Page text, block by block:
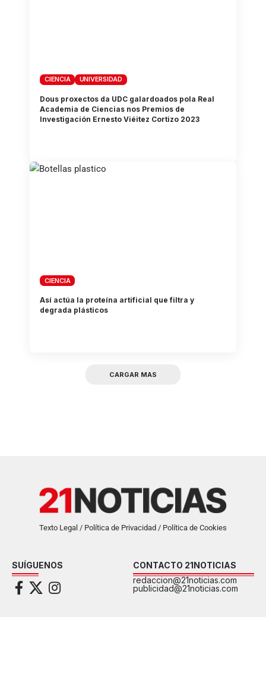
CIENCIA UNIVERSIDAD
Dous proxectos da UDC galardoados pola Real
Academia de Ciencias nos Premios de
Investigación Ernesto Viéitez Cortizo 2023
CIENCIA
Así actúa la proteína artificial que filtra y
degrada plásticos
CARGAR MAS
Texto Legal / Política de Privacidad / Política de Cookies
SUÍGUENOS
CONTACTO 21NOTICIAS
redaccion@21noticias.com
publicidad@21noticias.com